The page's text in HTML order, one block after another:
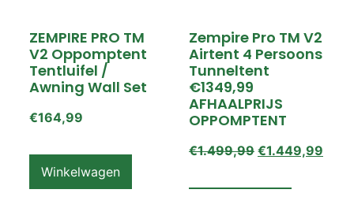
ZEMPIRE PRO TM
V2 Oppomptent
Tentluifel /
Awning Wall Set
€164,99
Winkelwagen
Zempire Pro TM V2
Airtent 4 Persoons
Tunneltent
€1349,99
AFHAALPRIJS
OPPOMPTENT
€1.499,99 €1.449,99